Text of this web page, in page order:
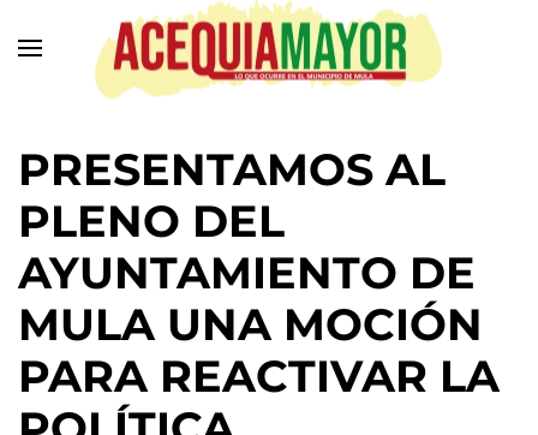
PRESENTAMOS AL
PLENO DEL
AYUNTAMIENTO DE
MULA UNA MOCIÓN
PARA REACTIVAR LA